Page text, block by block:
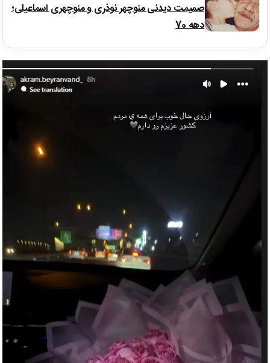
صمیمت دیدنی منوچهر نوذری و منوچهری اسماعیلی؛
دهه 70